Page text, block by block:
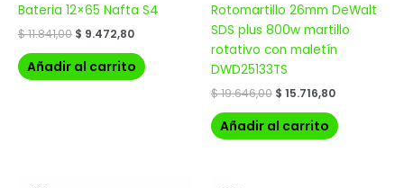
Bateria 12×65 Nafta S4
$11.841,00 $ 9.472,80
Añadir al carrito
Rotomartillo 26mm DeWalt
SDS plus 800w martillo
rotativo con maletín
DWD25133TS
$19.646,00 $ 15.716,80
Añadir al carrito